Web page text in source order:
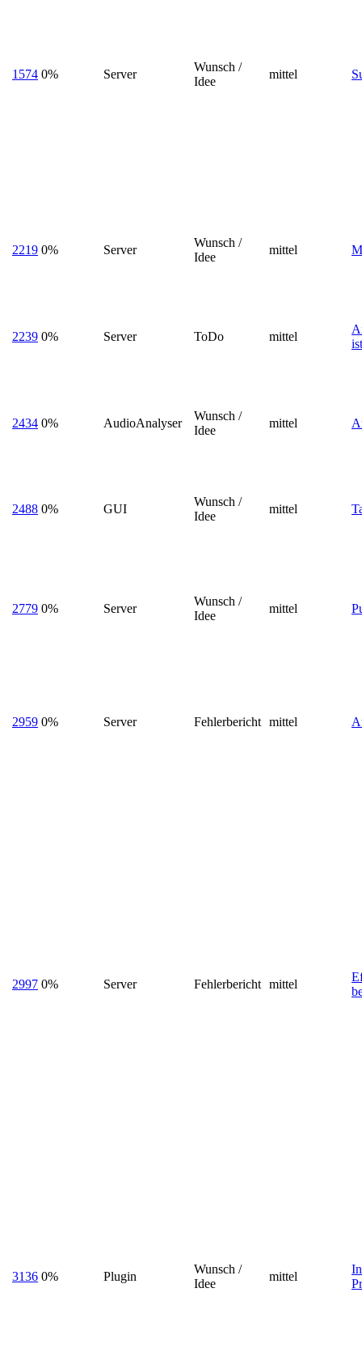
1574 0% Server
Wunsch /
Idee
mittel
2219 0% Server
Wunsch /
Idee
mittel
2239 0% Server ToDo mittel
ist
2434 0% AudioAnalyser
Wunsch /
Idee
mittel
2488 0% GUI
Wunsch /
Idee
mittel
2779 0% Server
Wunsch /
Idee
mittel
2959 0% Server Fehlerbericht mittel
2997 0% Server Fehlerbericht mittel
3136 0% Plugin
Wunsch /
Idee
mittel